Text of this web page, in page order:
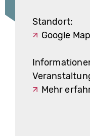
Standort:
Google
Mehr